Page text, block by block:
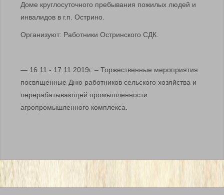
Доме круглосуточного пребывания пожилых людей и
инвалидов в г.п. Острино.
Организуют: Работники Остринского СДК.
— 16.11.- 17.11.2019г. – Торжественные мероприятия
посвященные Дню работников сельского хозяйства и
перерабатывающей промышленности
агропромышленного комплекса.